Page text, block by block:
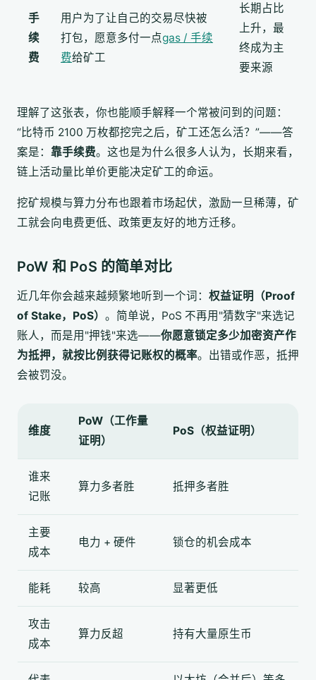
手
续
费
用户为了让自己的交易尽快被
打包，愿意多付一点gas / 手续
费给矿工
长期占比
上升，最
终成为主
要来源
理解了这张表，你也能顺手解释一个常被问到的问题：
“比特币 2100 万枚都挖完之后，矿工还怎么活？”——答
案是： 靠手续费。这也是为什么很多人认为，长期来看，
链上活动量比单价更能决定矿工的命运。
挖矿规模与算力分布也跟着市场起伏，激励一旦稀薄，矿
工就会向电费更低、政策更友好的地方迁移。
PoW 和 PoS 的简单对比
近几年你会越来越频繁地听到一个词： 权益证明（Proof
of Stake，PoS） 。简单说，PoS 不再用"猜数字"来选记
账人，而是用"押钱"来选——你愿意锁定多少加密资产作
为抵押，就按比例获得记账权的概率。出错或作恶，抵押
会被罚没。
维度
PoW（工作量
证明）
PoS（权益证明）
谁来
记账
算力多者胜 抵押多者胜
主要
成本
电力 + 硬件 锁仓的机会成本
能耗 较高 显著更低
攻击
成本
算力反超 持有大量原生币